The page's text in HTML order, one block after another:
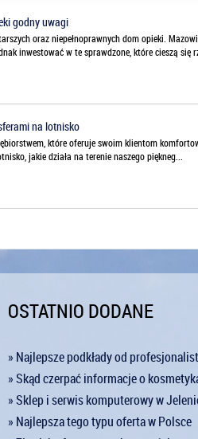
godny uwagi
oraz niepełnoprawnych dom opieki.
inwestować w te sprawdzone, które cieszą się
na lotnisko
które oferuje swoim klientom
jakie działa na terenie naszego piękneg...
OSTATNIO DODANE
» Najlepsze podkłady od
» Skąd czerpać informacje o
» Sklep i serwis komputerowy w
» Najlepsza tego typu oferta w Polsce